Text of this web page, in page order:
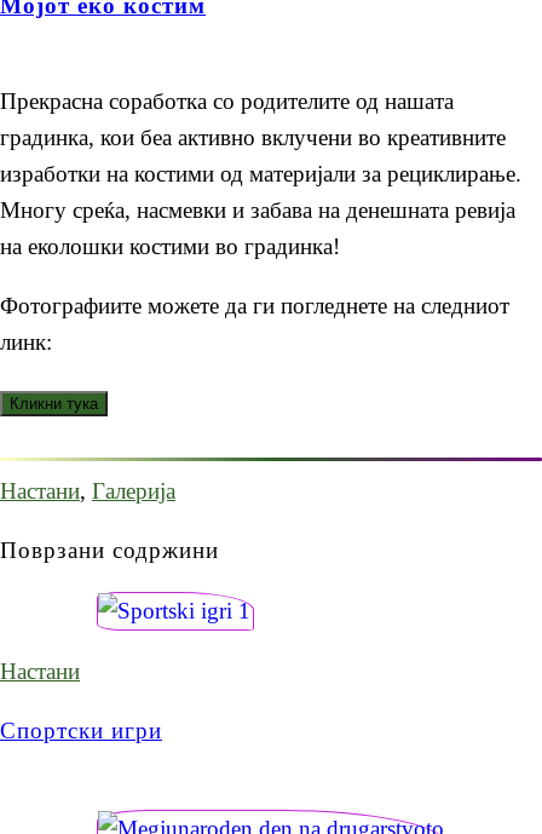
Мојот еко костим
Прекрасна соработка со родителите од нашата
градинка, кои беа активно вклучени во креативните
изработки на костими од материјали за рециклирање.
Многу среќа, насмевки и забава на денешната ревија
на еколошки костими во градинка!
Фотографиите можете да ги погледнете на следниот
линк:
Настани, Галерија
Поврзани содржини
Настани
Спортски игри